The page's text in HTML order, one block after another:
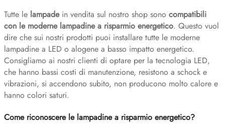
Tutte le lampadein vendita sul nostro shop sono compatibili
con le moderne lampadine a risparmio energetico. Questo vuol
dire che sui nostri prodotti puoi installare tutte le moderne
lampadine a LED o alogene a basso impatto energetico.
Consigliamo ai nostri clienti di optare per la tecnologia LED,
che hanno bassi costi di manutenzione, resistono a schock e
vibrazioni, si accendono subito, non producono molto calore e
hanno colori saturi.
Come riconoscere le lampadine a risparmio energetico?